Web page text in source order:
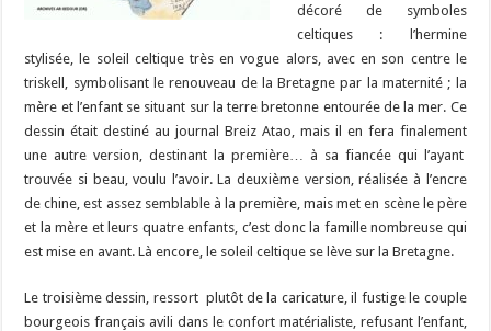
décoré de symboles
celtiques : l’hermine
stylisée, le soleil celtique très en vogue alors, avec en son centre le
triskell, symbolisant le renouveau de la Bretagne par la maternité ; la
mère et l’enfant se situant sur la terre bretonne entourée de la mer. Ce
dessin était destiné au journal Breiz Atao, mais il en fera finalement
une autre version, destinant la première… à sa fiancée qui l’ayant
trouvée si beau, voulu l’avoir. La deuxième version, réalisée à l’encre
de chine, est assez semblable à la première, mais met en scène le père
et la mère et leurs quatre enfants, c’est donc la famille nombreuse qui
est mise en avant. Là encore, le soleil celtique se lève sur la Bretagne.
Le troisième dessin, ressort plutôt de la caricature, il fustige le couple
bourgeois français avili dans le confort matérialiste, refusant l’enfant,